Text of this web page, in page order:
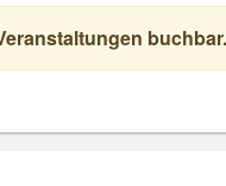
buchbar.